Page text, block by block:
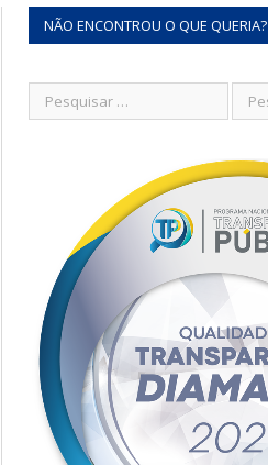
NÃO ENCONTROU O QUE QUERIA?